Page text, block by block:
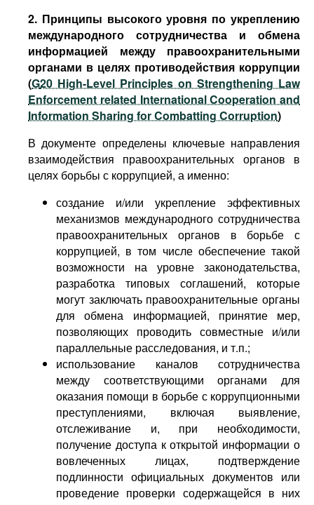
2. Принципы высокого уровня по укреплению
международного сотрудничества и обмена
информацией между правоохранительными
органами в целях противодействия коррупции
(G20 High-Level Principles on Strengthening Law
Enforcement related International Cooperation and
Information Sharing for Combatting Corruption)
В документе определены ключевые направления
взаимодействия правоохранительных органов в
целях борьбы с коррупцией, а именно:
создание и/или укрепление эффективных
механизмов международного сотрудничества
правоохранительных органов в борьбе с
коррупцией, в том числе обеспечение такой
возможности на уровне законодательства,
разработка типовых соглашений, которые
могут заключать правоохранительные органы
для обмена информацией, принятие мер,
позволяющих проводить совместные и/или
параллельные расследования, и т.п.;
использование каналов сотрудничества
между соответствующими органами для
оказания помощи в борьбе с коррупционными
преступлениями, включая выявление,
отслеживание и, при необходимости,
получение доступа к открытой информации о
вовлеченных лицах, подтверждение
подлинности официальных документов или
проведение проверки содержащейся в них